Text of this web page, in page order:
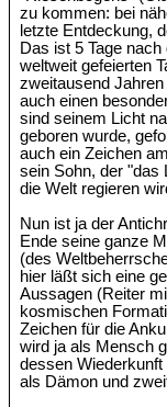
zu kommen: bei
letzte Entdeckung,
Das ist 5 Tage
weltweit gefeierten
zweitausend
auch einen
sind seinem Licht
geboren wurde,
auch ein Zeichen
sein Sohn, der "das
die Welt regieren
Nun ist ja der
Ende seine ganze
(des
hier läßt sich eine
Aussagen (Reiter
kosmischen
Zeichen für die
wird ja als Mensch
dessen
als Dämon und